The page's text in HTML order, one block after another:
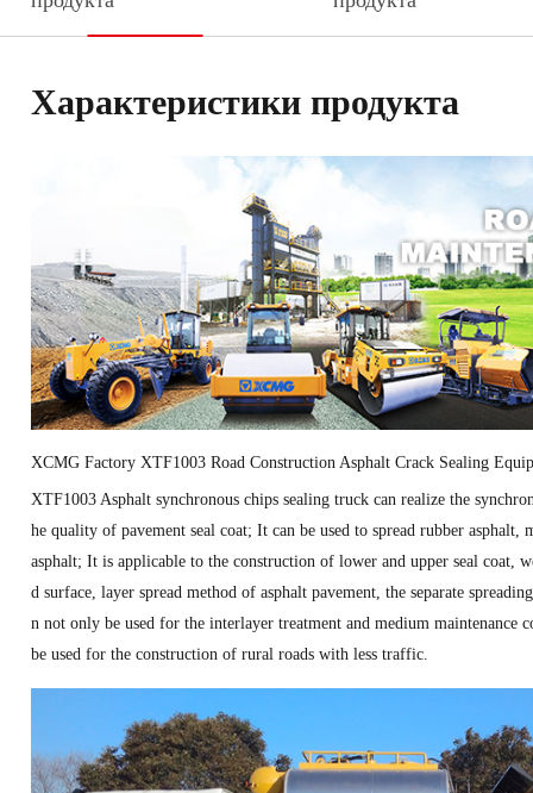
Характеристики продукта
XCMG Factory XTF1003 Road Construction Asphalt Crack Sealing
XTF1003 Asphalt synchronous chips sealing truck can realize the
he quality of pavement seal coat; It can be used to spread rubber
asphalt; It is applicable to the construction of lower and upper seal coat,
d surface, layer spread method of asphalt pavement, the separate
n not only be used for the interlayer treatment and medium maintenance
be used for the construction of rural roads with less traffic.